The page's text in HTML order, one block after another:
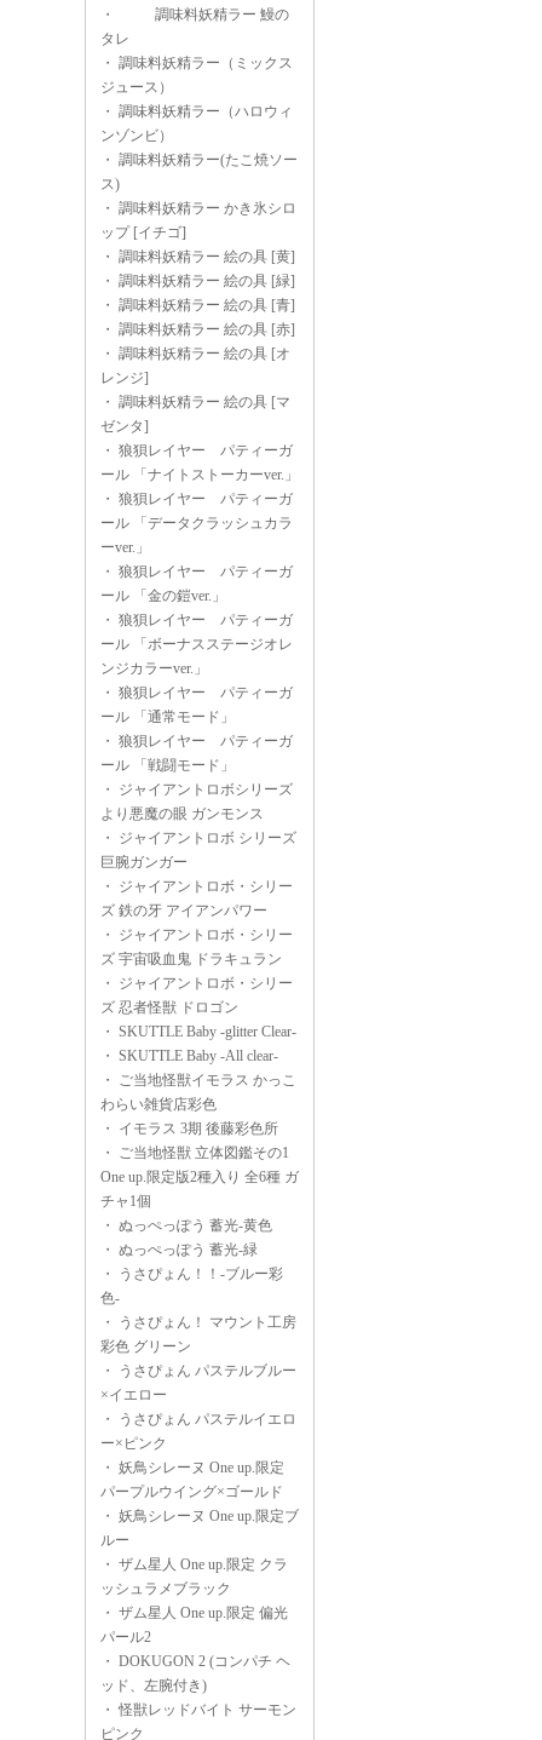
・
調味料妖精ラー 鰻の
タレ
・ 調味料妖精ラー（ミックス
ジュース）
・ 調味料妖精ラー（ハロウィ
ンゾンビ）
・ 調味料妖精ラー(たこ焼ソー
ス)
・ 調味料妖精ラー かき氷シロ
ップ [イチゴ]
・ 調味料妖精ラー 絵の具 [黄]
・ 調味料妖精ラー 絵の具 [緑]
・ 調味料妖精ラー 絵の具 [青]
・ 調味料妖精ラー 絵の具 [赤]
・ 調味料妖精ラー 絵の具 [オ
レンジ]
・ 調味料妖精ラー 絵の具 [マ
ゼンタ]
・ 狼狽レイヤー パティーガ
ール 「ナイトストーカーver.」
・ 狼狽レイヤー パティーガ
ール 「データクラッシュカラ
ーver.」
・ 狼狽レイヤー パティーガ
ール 「金の鎧ver.」
・ 狼狽レイヤー パティーガ
ール 「ボーナスステージオレ
ンジカラーver.」
・ 狼狽レイヤー パティーガ
ール 「通常モード」
・ 狼狽レイヤー パティーガ
ール 「戦闘モード」
・ ジャイアントロボシリーズ
より悪魔の眼 ガンモンス
・ ジャイアントロボ シリーズ
巨腕ガンガー
・ ジャイアントロボ・シリー
ズ 鉄の牙 アイアンパワー
・ ジャイアントロボ・シリー
ズ 宇宙吸血鬼 ドラキュラン
・ ジャイアントロボ・シリー
ズ 忍者怪獣 ドロゴン
・ SKUTTLE Baby -glitter Clear-
・ SKUTTLE Baby -All clear-
・ ご当地怪獣イモラス かっこ
わらい雑貨店彩色
・ イモラス 3期 後藤彩色所
・ ご当地怪獣 立体図鑑その1
One up.限定版2種入り 全6種 ガ
チャ1個
・ ぬっぺっぽう 蓄光-黄色
・ ぬっぺっぽう 蓄光-緑
・
うさぴょん！！-ブルー彩
色-
・
うさぴょん！ マウント工房
彩色 グリーン
・
うさぴょん パステルブルー
×イエロー
・
うさぴょん パステルイエロ
ー×ピンク
・ 妖鳥シレーヌ One up.限定
パープルウイング×ゴールド
・ 妖鳥シレーヌ One up.限定ブ
ルー
・ ザム星人 One up.限定 クラ
ッシュラメブラック
・ ザム星人 One up.限定 偏光
パール2
・ DOKUGON 2 (コンパチ ヘ
ッド、左腕付き)
・怪獣レッドバイト サーモン
ピンク